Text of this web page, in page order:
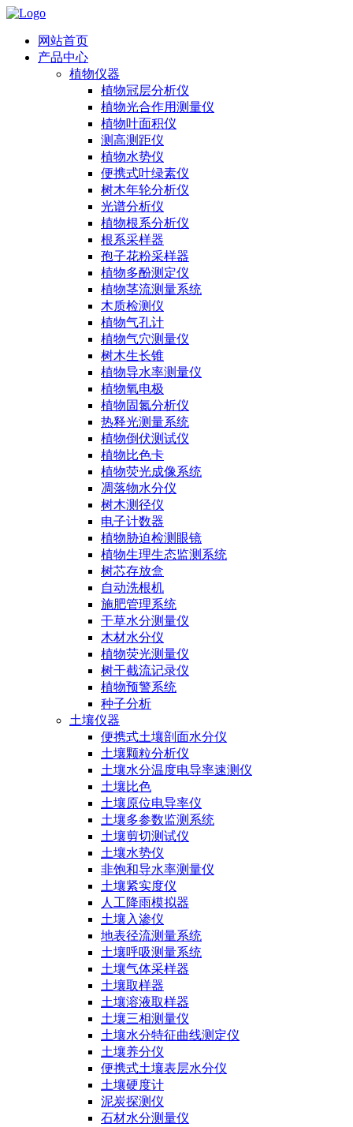
网站首页
产品中心
植物仪器
植物冠层分析仪
植物光合作用测量仪
植物叶面积仪
测高测距仪
植物水势仪
便携式叶绿素仪
树木年轮分析仪
光谱分析仪
植物根系分析仪
根系采样器
孢子花粉采样器
植物多酚测定仪
植物茎流测量系统
木质检测仪
植物气孔计
植物气穴测量仪
树木生长锥
植物导水率测量仪
植物氧电极
植物固氮分析仪
热释光测量系统
植物倒伏测试仪
植物比色卡
植物荧光成像系统
凋落物水分仪
树木测径仪
电子计数器
植物胁迫检测眼镜
植物生理生态监测系统
树芯存放盒
自动洗根机
施肥管理系统
干草水分测量仪
木材水分仪
植物荧光测量仪
树干截流记录仪
植物预警系统
种子分析
土壤仪器
便携式土壤剖面水分仪
土壤颗粒分析仪
土壤水分温度电导率速测仪
土壤比色
土壤原位电导率仪
土壤多参数监测系统
土壤剪切测试仪
土壤水势仪
非饱和导水率测量仪
土壤紧实度仪
人工降雨模拟器
土壤入渗仪
地表径流测量系统
土壤呼吸测量系统
土壤气体采样器
土壤取样器
土壤溶液取样器
土壤三相测量仪
土壤水分特征曲线测定仪
土壤养分仪
便携式土壤表层水分仪
土壤硬度计
泥炭探测仪
石材水分测量仪